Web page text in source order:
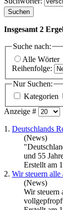
Suchen
Insgesamt 2
Suche nach:
Alle Wörter
Reihenfolge:
Nur Suchen:
Kategorien
Anzeige #
1. Deutschlands
(News)
und 55
Erstellt am
2. Wir steuern
(News)
Wir steuern